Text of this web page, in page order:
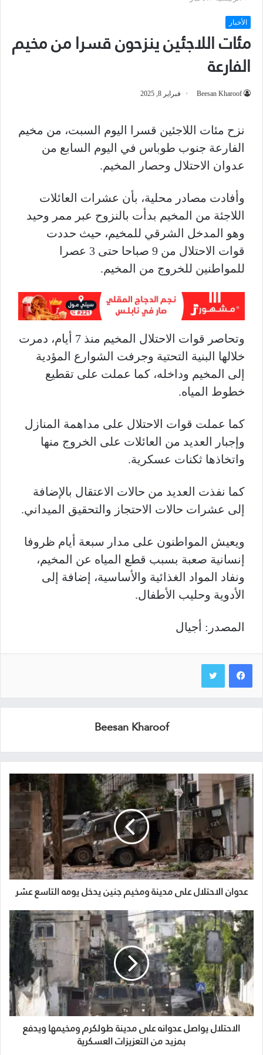
الأخبار
مئات اللاجئين ينزحون قسرا من مخيم
الفارعة
Beesan Kharoof فبراير 8, 2025
نزح مئات اللاجئين قسرا اليوم السبت، من مخيم
الفارعة جنوب طوباس في اليوم السابع من
عدوان الاحتلال وحصار المخيم.
وأفادت مصادر محلية، بأن عشرات العائلات
اللاجئة من المخيم بدأت بالنزوح عبر ممر وحيد
وهو المدخل الشرقي للمخيم، حيث حددت
قوات الاحتلال من 9 صباحا حتى 3 عصرا
للمواطنين للخروج من المخيم.
وتحاصر قوات الاحتلال المخيم منذ 7 أيام، دمرت
خلالها البنية التحتية وجرفت الشوارع المؤدية
إلى المخيم وداخله، كما عملت على تقطيع
خطوط المياه.
كما عملت قوات الاحتلال على مداهمة المنازل
وإجبار العديد من العائلات على الخروج منها
واتخاذها ثكنات عسكرية.
كما نفذت العديد من حالات الاعتقال بالإضافة
إلى عشرات حالات الاحتجاز والتحقيق الميداني.
ويعيش المواطنون على مدار سبعة أيام ظروفا
إنسانية صعبة بسبب قطع المياه عن المخيم،
ونفاد المواد الغذائية والأساسية، إضافة إلى
الأدوية وحليب الأطفال.
المصدر: أجيال
Beesan Kharoof
عدوان الاحتلال على مدينة ومخيم جنين يدخل يومه التاسع عشر
الاحتلال يواصل عدوانه على مدينة طولكرم ومخيمها ويدفع
بمزيد من التعزيزات العسكرية